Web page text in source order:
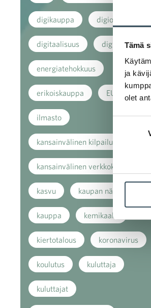
Tämä
ja
olet
valinta
digikauppa digiostaminen
digitaalisuus digitalisaatio
energiatehokkuus
erikoiskauppa EU
ilmasto
kansainvälinen kilpailu
kansainvälinen verkkokauppa
kasvu kaupan näkymät
kauppa kemikaalit
kiertotalous koronavirus
koulutus kuluttaja
kuluttajat